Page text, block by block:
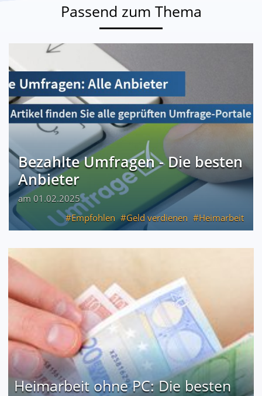
Passend zum Thema
Bezahlte Umfragen - Die besten
Anbieter
am 01.02.2025
Empfohlen
Geld verdienen Heimarbeit
Heimarbeit ohne PC: Die besten